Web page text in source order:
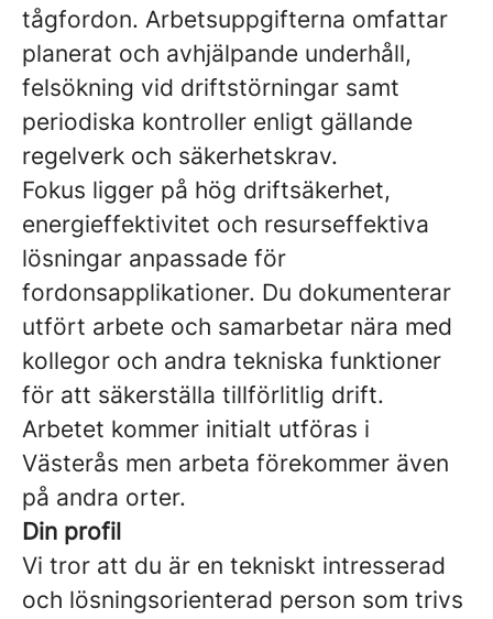
tågfordon. Arbetsuppgifterna omfattar
planerat och avhjälpande underhåll,
felsökning vid driftstörningar samt
periodiska kontroller enligt gällande
regelverk och säkerhetskrav.
Fokus ligger på hög driftsäkerhet,
energieffektivitet och resurseffektiva
lösningar anpassade för
fordonsapplikationer. Du dokumenterar
utfört arbete och samarbetar nära med
kollegor och andra tekniska funktioner
för att säkerställa tillförlitlig drift.
Arbetet kommer initialt utföras i
Västerås men arbeta förekommer även
på andra orter.
Din profil
Vi tror att du är en tekniskt intresserad
och lösningsorienterad person som trivs